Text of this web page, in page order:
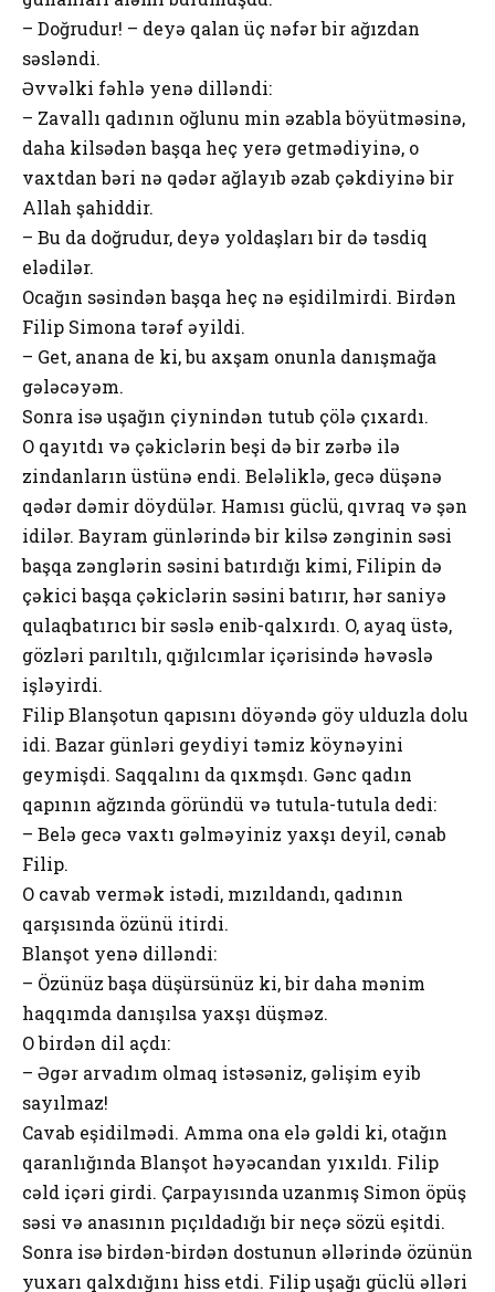
– Doğrudur! – deyə qalan üç nəfər bir ağızdan
səsləndi.
Əvvəlki fəhlə yenə dilləndi:
– Zavallı qadının oğlunu min əzabla böyütməsinə,
daha kilsədən başqa heç yerə getmədiyinə, o
vaxtdan bəri nə qədər ağlayıb əzab çəkdiyinə bir
Allah şahiddir.
– Bu da doğrudur, deyə yoldaşları bir də təsdiq
elədilər.
Ocağın səsindən başqa heç nə eşidilmirdi. Birdən
Filip Simona tərəf əyildi.
– Get, anana de ki, bu axşam onunla danışmağa
gələcəyəm.
Sonra isə uşağın çiynindən tutub çölə çıxardı.
O qayıtdı və çəkiclərin beşi də bir zərbə ilə
zindanların üstünə endi. Beləliklə, gecə düşənə
qədər dəmir döydülər. Hamısı güclü, qıvraq və şən
idilər. Bayram günlərində bir kilsə zənginin səsi
başqa zənglərin səsini batırdığı kimi, Filipin də
çəkici başqa çəkiclərin səsini batırır, hər saniyə
qulaqbatırıcı bir səslə enib-qalxırdı. O, ayaq üstə,
gözləri parıltılı, qığılcımlar içərisində həvəslə
işləyirdi.
Filip Blanşotun qapısını döyəndə göy ulduzla dolu
idi. Bazar günləri geydiyi təmiz köynəyini
geymişdi. Saqqalını da qıxmşdı. Gənc qadın
qapının ağzında göründü və tutula-tutula dedi:
– Belə gecə vaxtı gəlməyiniz yaxşı deyil, cənab
Filip.
O cavab vermək istədi, mızıldandı, qadının
qarşısında özünü itirdi.
Blanşot yenə dilləndi:
– Özünüz başa düşürsünüz ki, bir daha mənim
haqqımda danışılsa yaxşı düşməz.
O birdən dil açdı:
– Əgər arvadım olmaq istəsəniz, gəlişim eyib
sayılmaz!
Cavab eşidilmədi. Amma ona elə gəldi ki, otağın
qaranlığında Blanşot həyəcandan yıxıldı. Filip
cəld içəri girdi. Çarpayısında uzanmış Simon öpüş
səsi və anasının pıçıldadığı bir neçə sözü eşitdi.
Sonra isə birdən-birdən dostunun əllərində özünün
yuxarı qalxdığını hiss etdi. Filip uşağı güclü əlləri